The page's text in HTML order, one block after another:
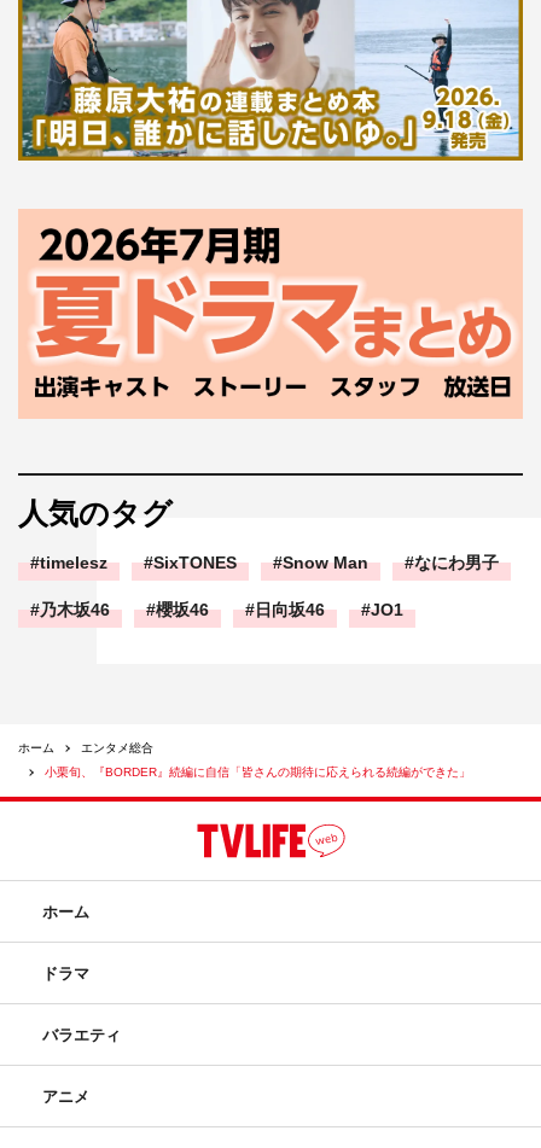
人気のタグ
timelesz SixTONES Snow Man なにわ男子
乃木坂46 櫻坂46 日向坂46 JO1
ホーム
エンタメ総合
小栗旬、『BORDER』続編に自信「皆さんの期待に応えられる続編ができた」
ホーム
ドラマ
バラエティ
アニメ